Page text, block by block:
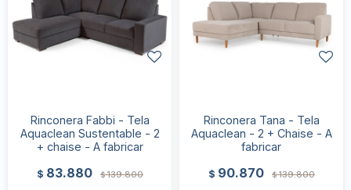
Rinconera Fabbi - Tela
Aquaclean Sustentable - 2
+ chaise - A fabricar
$ 83.880 $139.800
Rinconera Tana - Tela
Aquaclean - 2 + Chaise - A
fabricar
$ 90.870 $139.800